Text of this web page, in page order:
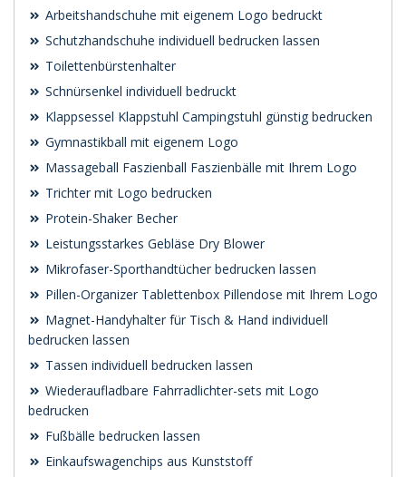
Arbeitshandschuhe mit eigenem Logo bedruckt
Schutzhandschuhe individuell bedrucken lassen
Toilettenbürstenhalter
Schnürsenkel individuell bedruckt
Klappsessel Klappstuhl Campingstuhl günstig bedrucken
Gymnastikball mit eigenem Logo
Massageball Faszienball Faszienbälle mit Ihrem Logo
Trichter mit Logo bedrucken
Protein-Shaker Becher
Leistungsstarkes Gebläse Dry Blower
Mikrofaser-Sporthandtücher bedrucken lassen
Pillen-Organizer Tablettenbox Pillendose mit Ihrem Logo
Magnet-Handyhalter für Tisch & Hand individuell
bedrucken lassen
Tassen individuell bedrucken lassen
Wiederaufladbare Fahrradlichter-sets mit Logo
bedrucken
Fußbälle bedrucken lassen
Einkaufswagenchips aus Kunststoff